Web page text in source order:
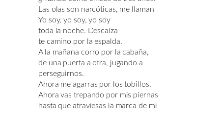
Las olas son narcóticas, me llaman
Yo soy, yo soy, yo soy
toda la noche. Descalza
te camino por la espalda.
A la mañana corro por la cabaña,
de una puerta a otra, jugando a
perseguirnos.
Ahora me agarras por los tobillos.
Ahora vas trepando por mis piernas
hasta que atraviesas la marca de mi